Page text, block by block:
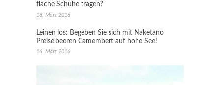
flache Schuhe tragen?
18. März 2016
Leinen los: Begeben Sie sich mit Naketano
Preiselbeeren Camembert auf hohe See!
16. März 2016